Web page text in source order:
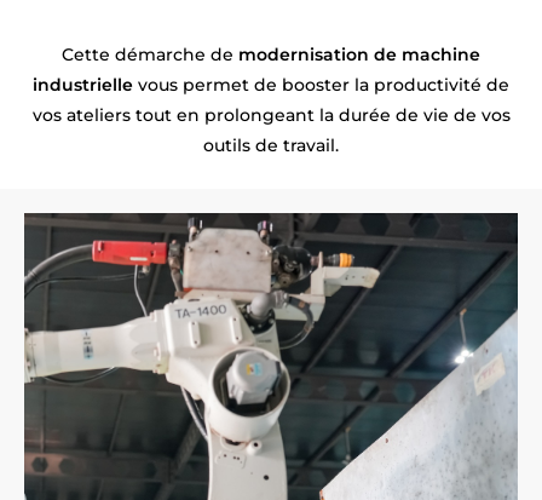
Cette démarche de modernisation de machine
industrielle vous permet de booster la productivité de
vos ateliers tout en prolongeant la durée de vie de vos
outils de travail.